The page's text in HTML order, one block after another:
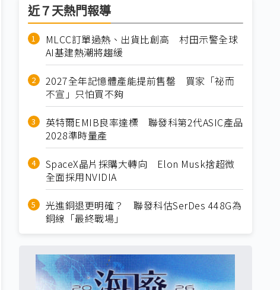
近７天熱門報導
MLCC訂單過熱、出貨比創高 村田示警全球
AI基建熱潮將趨緩
2027全年記憶體產能提前售罄 買家「祕而
不宣」只怕買不夠
英特爾EMIB良率達標 聯發科第2代ASIC產品
2028準時量產
SpaceX晶片採購大轉向 Elon Musk捨超微
全面採用NVIDIA
光進銅退更明確？ 聯發科估SerDes 448G為
銅線「最終戰場」